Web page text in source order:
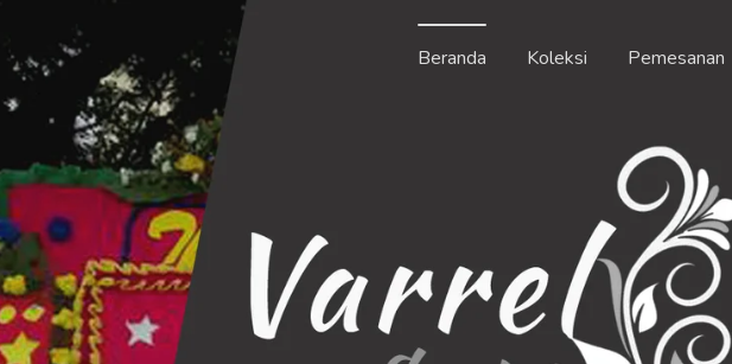
Beranda Koleksi Pemesanan